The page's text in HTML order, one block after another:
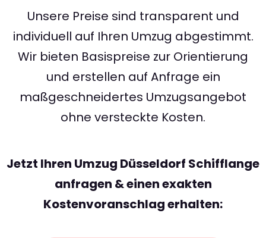
Unsere Preise sind transparent und
individuell auf Ihren Umzug abgestimmt.
Wir bieten Basispreise zur Orientierung
und erstellen auf Anfrage ein
maßgeschneidertes Umzugsangebot
ohne versteckte Kosten.
Jetzt Ihren Umzug Düsseldorf Schifflange
anfragen & einen exakten
Kostenvoranschlag erhalten: